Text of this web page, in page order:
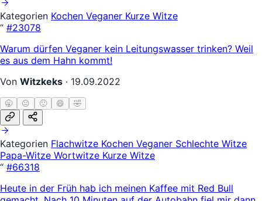
Kategorien Kochen Veganer Kurze Witze
“ #23078
Warum dürfen Veganer kein Leitungswasser trinken? Weil
es aus dem Hahn kommt!
Von Witzkeks · 19.09.2022
🥱 😐 🙂 😄 🤣
Kategorien Flachwitze Kochen Veganer Schlechte Witze
Papa-Witze Wortwitze Kurze Witze
“ #66318
Heute in der Früh hab ich meinen Kaffee mit Red Bull